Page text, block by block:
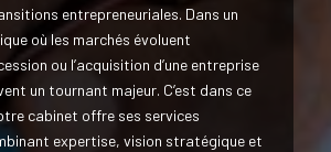
entrepreneuriales. Dans un
où les marchés évoluent
ou l’acquisition d’une entreprise
un tournant majeur. C’est dans ce
cabinet offre ses services
expertise, vision stratégique et